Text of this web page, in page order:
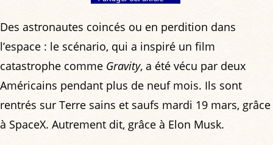
Des astronautes coincés ou en perdition dans
l’espace : le scénario, qui a inspiré un film
catastrophe comme Gravity, a été vécu par deux
Américains pendant plus de neuf mois. Ils sont
rentrés sur Terre sains et saufs mardi 19 mars, grâce
à SpaceX. Autrement dit, grâce à Elon Musk.